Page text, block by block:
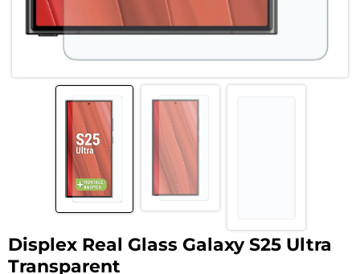
Displex Real Glass Galaxy S25 Ultra
Transparent